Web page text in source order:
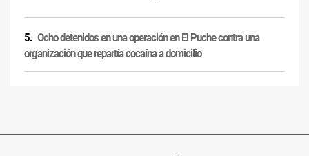
Ocho detenidos en una operación en El Puche contra una
organización que repartía cocaína a domicilio